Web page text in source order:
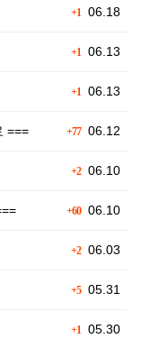
+1 06.18
+1 06.13
+1 06.13
+7706.12
===
+206.10
+6006.10
+206.03
+505.31
+1 05.30